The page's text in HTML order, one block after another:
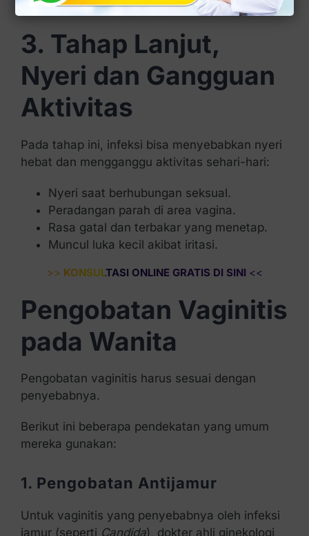
genital.
3. Tahap Lanjut,
Nyeri dan Gangguan
Aktivitas
Pada tahap ini, infeksi bisa menyebabkan nyeri
hebat dan mengganggu aktivitas sehari-hari:
Nyeri saat berhubungan seksual.
Peradangan parah di area vagina.
Rasa gatal dan terbakar yang menetap.
Muncul luka kecil akibat iritasi.
>> KONSULTASI ONLINE GRATIS DI SINI <<
Pengobatan Vaginitis
pada Wanita
Pengobatan vaginitis harus sesuai dengan
penyebabnya.
Berikut ini beberapa pendekatan yang umum
mereka gunakan:
1. Pengobatan Antijamur
Untuk vaginitis yang penyebabnya oleh infeksi
jamur (seperti Candida), dokter ahli ginekologi